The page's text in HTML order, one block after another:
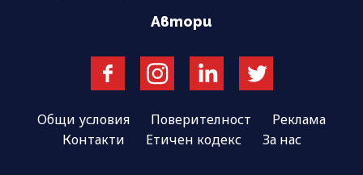
Автори
Общи условия Поверителност
Реклама
Контакти
Етичен кодекс За нас